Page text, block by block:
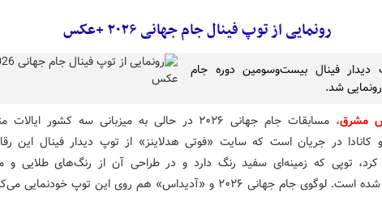
رونمایی از توپ فینال جام جهانی ۲۰۲۶ +عکس
دیدار فینال بیست‌وسومین دوره جام
شد.
مشرق
، مسابقات جام جهانی ۲۰۲۶ در حالی به میزبانی سه کشور
کانادا در جریان است که سایت «فوتی هدلاینز» از توپ دیدار فینال این
کرد، توپی که زمینه‌ای سفید رنگ دارد و در طراحی آن از رنگ‌های طلایی
جام جهانی ۲۰۲۶ و «آدیداس» هم روی این توپ خودنمایی می‌کند.